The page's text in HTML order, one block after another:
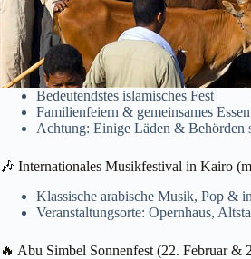
Bedeutendstes islamisches Fest
Familienfeiern & gemeinsames Essen
Achtung: Einige Läden & Behörden
🎶 Internationales Musikfestival in Kairo
Klassische arabische Musik, Pop &
Veranstaltungsorte: Opernhaus,
🔥 Abu Simbel Sonnenfest (22. Februar &